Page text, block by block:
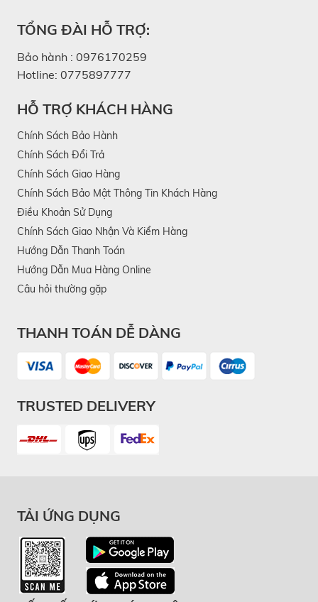
TỔNG ĐÀI HỖ TRỢ:
Bảo hành : 0976170259
Hotline: 0775897777
HỖ TRỢ KHÁCH HÀNG
Chính Sách Bảo Hành
Chính Sách Đổi Trả
Chính Sách Giao Hàng
Chính Sách Bảo Mật Thông Tin Khách Hàng
Điều Khoản Sử Dụng
Chính Sách Giao Nhận Và Kiểm Hàng
Hướng Dẫn Thanh Toán
Hướng Dẫn Mua Hàng Online
Câu hỏi thường gặp
THANH TOÁN DỄ DÀNG
TRUSTED DELIVERY
TẢI ỨNG DỤNG